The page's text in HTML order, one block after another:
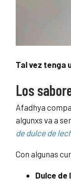
Tal vez tenga
Los
Afadhya
algunxs va a
de dulce de
Con algunas
Dulce de